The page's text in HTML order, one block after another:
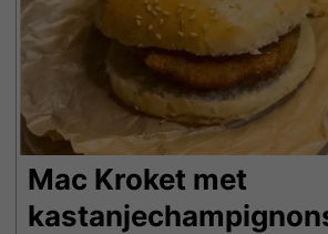
Mac Kroket met